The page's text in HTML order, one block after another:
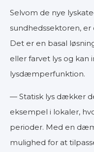
Selvom de nye
sundhedssektoren, er
Det er en basal
eller farvet lys og kan
lysdæmperfunktion.
— Statisk lys dækker
eksempel i lokaler,
perioder. Med en
mulighed for at